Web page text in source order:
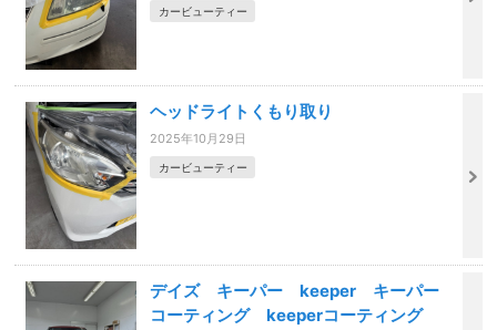
カービューティー
ヘッドライトくもり取り
2025年10月29日
カービューティー
デイズ キーパー keeper キーパー
コーティング keeperコーティング